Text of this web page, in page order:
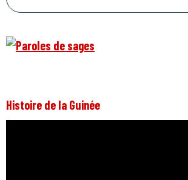
Histoire de la Guinée